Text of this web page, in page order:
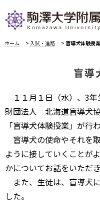
ホーム > 入試・進路 > 盲導犬体験授業
盲導
１１月１日（水）、3
財団法人 北海道盲導犬協
「盲導犬体験授業」が行
盲導犬の使命やそれを
ように接していくことが
かについてお話をいただ
また、生徒は、盲導犬
した。